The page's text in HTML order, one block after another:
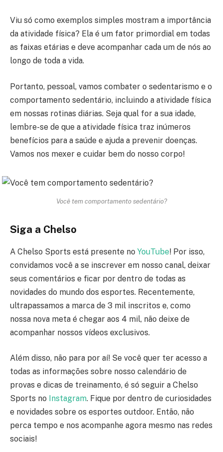
Viu só como exemplos simples mostram a importância
da atividade física? Ela é um fator primordial em todas
as faixas etárias e deve acompanhar cada um de nós ao
longo de toda a vida.
Portanto, pessoal, vamos combater o sedentarismo e o
comportamento sedentário, incluindo a atividade física
em nossas rotinas diárias. Seja qual for a sua idade,
lembre-se de que a atividade física traz inúmeros
benefícios para a saúde e ajuda a prevenir doenças.
Vamos nos mexer e cuidar bem do nosso corpo!
Você tem comportamento sedentário?
Siga a Chelso
A Chelso Sports está presente no YouTube! Por isso,
convidamos você a se inscrever em nosso canal, deixar
seus comentários e ficar por dentro de todas as
novidades do mundo dos esportes. Recentemente,
ultrapassamos a marca de 3 mil inscritos e, como
nossa nova meta é chegar aos 4 mil, não deixe de
acompanhar nossos vídeos exclusivos.
Além disso, não para por aí! Se você quer ter acesso a
todas as informações sobre nosso calendário de
provas e dicas de treinamento, é só seguir a Chelso
Sports no Instagram. Fique por dentro de curiosidades
e novidades sobre os esportes outdoor. Então, não
perca tempo e nos acompanhe agora mesmo nas redes
sociais!